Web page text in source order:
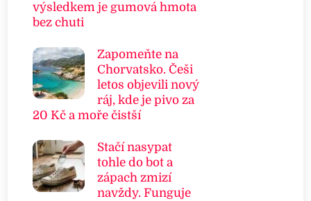
výsledkem je gumová hmota
bez chuti
Zapomeňte na
Chorvatsko. Češi
letos objevili nový
ráj, kde je pivo za
20 Kč a moře čistší
Stačí nasypat
tohle do bot a
zápach zmizí
navždy. Funguje